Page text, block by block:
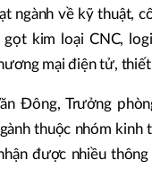
ngành về kỹ thuật,
gọt kim loại CNC,
mại điện tử, thiết
Đông, Trưởng
thuộc nhóm
được nhiều